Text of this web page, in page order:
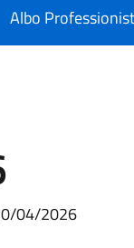
Albo
04/2026